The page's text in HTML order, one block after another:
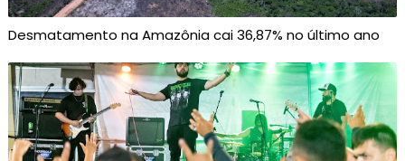
Desmatamento na Amazônia cai 36,87% no último ano